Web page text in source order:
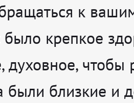
к
крепкое
духовное, чтобы
были близкие и